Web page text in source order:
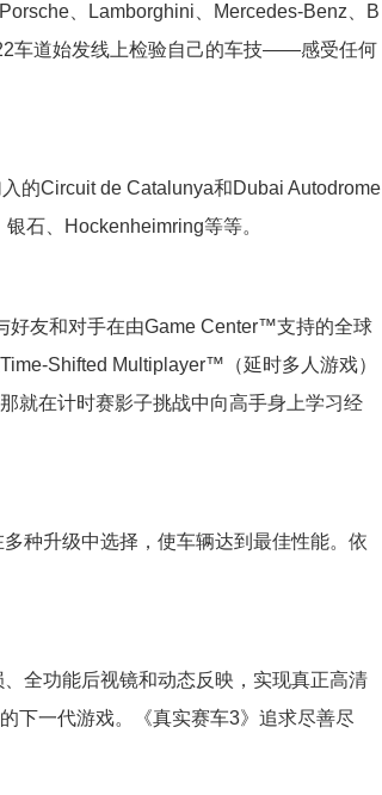
、Lamborghini、Mercedes-Benz、B
车道始发线上检验自己的车技——感受任何
的Circuit de Catalunya和Dubai Autodrome
石、Hockenheimring等等。
好友和对手在由Game Center™支持的全球
Shifted Multiplayer™（延时多人游戏）
就在计时赛影子挑战中向高手身上学习经
种升级中选择，使车辆达到最佳性能。依
全功能后视镜和动态反映，实现真正高清
下一代游戏。《真实赛车3》追求尽善尽